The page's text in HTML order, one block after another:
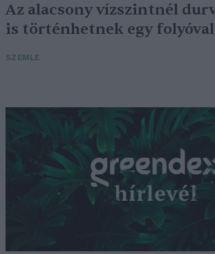
Az alacsony vízszintnél
is történhetnek egy folyóval
SZEMLE